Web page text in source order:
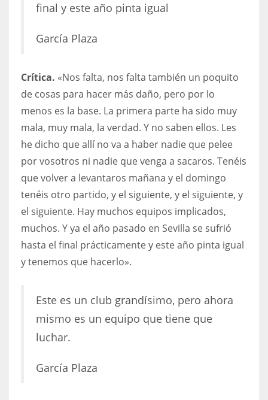
final y este año pinta igual
García Plaza
Crítica. «Nos falta, nos falta también un poquito
de cosas para hacer más daño, pero por lo
menos es la base. La primera parte ha sido muy
mala, muy mala, la verdad. Y no saben ellos. Les
he dicho que allí no va a haber nadie que pelee
por vosotros ni nadie que venga a sacaros. Tenéis
que volver a levantaros mañana y el domingo
tenéis otro partido, y el siguiente, y el siguiente, y
el siguiente. Hay muchos equipos implicados,
muchos. Y ya el año pasado en Sevilla se sufrió
hasta el final prácticamente y este año pinta igual
y tenemos que hacerlo».
Este es un club grandísimo, pero ahora
mismo es un equipo que tiene que
luchar.
García Plaza